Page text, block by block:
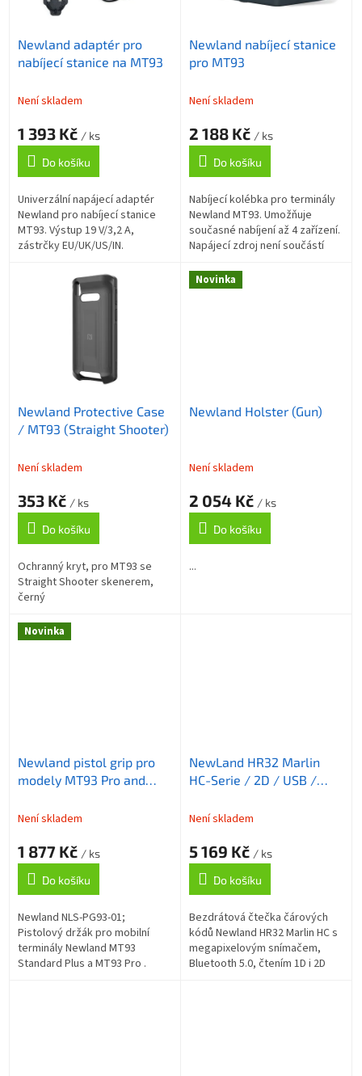
Newland adaptér pro
nabíjecí stanice na MT93
Není skladem
1 393 Kč / ks
Do košíku
Univerzální napájecí adaptér
Newland pro nabíjecí stanice
MT93. Výstup 19 V/3,2 A,
zástrčky EU/UK/US/IN.
zřetězených zařízení.
Newland nabíjecí stanice
pro MT93
Není skladem
2 188 Kč / ks
Do košíku
Nabíjecí kolébka pro terminály
Newland MT93. Umožňuje
současné nabíjení až 4 zařízení.
Napájecí zdroj není součástí
(ADP710 nebo AD60-D-M).
Newland Protective Case
/ MT93 (Straight Shooter)
Není skladem
353 Kč / ks
Do košíku
Ochranný kryt, pro MT93 se
Straight Shooter skenerem,
černý
Novinka
Newland Holster (Gun)
Není skladem
2 054 Kč / ks
Do košíku
...
Novinka
Newland pistol grip pro
modely MT93 Pro and
Není skladem
1 877 Kč / ks
Do košíku
Newland NLS-PG93-01;
Pistolový držák pro mobilní
terminály Newland MT93
Standard Plus a MT93 Pro .
NewLand HR32 Marlin
HC-Serie / 2D / USB /
bílá
Není skladem
5 169 Kč / ks
Do košíku
Bezdrátová čtečka čárových
kódů Newland HR32 Marlin HC s
megapixelovým snímačem,
Bluetooth 5.0, čtením 1D i 2D